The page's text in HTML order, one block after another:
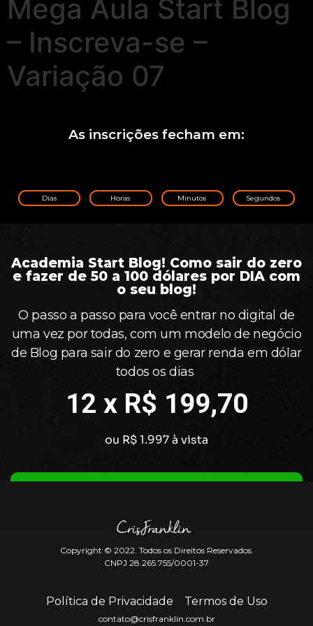
Mega Aula Start Blog
– Inscreva-se –
Variação 07
As inscrições fecham em:
Dias Horas Minutos Segundos
Academia Start Blog! Como sair do zero
e fazer de 50 a 100 dólares por DIA com
o seu blog!
O passo a passo para você entrar no digital de
uma vez por todas, com um modelo de negócio
de Blog para sair do zero e gerar renda em dólar
todos os dias
12 x R$ 199,70
ou R$ 1.997 à vista
Copyright © 2022. Todos os Direitos Reservados.
CNPJ 28.265.755/0001-37
Política de Privacidade Termos de Uso
contato@crisfranklin.com.br